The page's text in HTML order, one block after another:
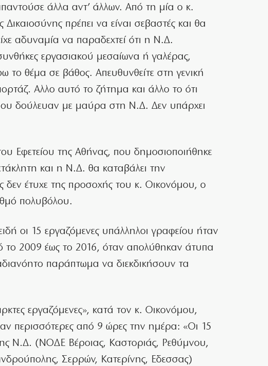
άλλα αντ’ άλλων. Από τη μία ο κ.
πρέπει να είναι σεβαστές και θα
αδυναμία να παραδεχτεί ότι η Ν.Δ.
εργασιακού μεσαίωνα ή γαλέρας,
το θέμα σε βάθος. Απευθυνθείτε στη γενική
Αλλο αυτό το ζήτημα και άλλο το ότι
δούλευαν με μαύρα στη Ν.Δ. Δεν υπάρχει
Εφετείου της Αθήνας, που δημοσιοποιήθηκε
και η Ν.Δ. θα καταβάλει την
έτυχε της προσοχής του κ. Οικονόμου, ο
πολυβόλου.
οι 15 εργαζόμενες υπάλληλοι γραφείου ήταν
το 2009 έως το 2016, όταν απολύθηκαν άτυπα
παράπτωμα να διεκδικήσουν τα
εργαζόμενες», κατά τον κ. Οικονόμου,
περισσότερες από 9 ώρες την ημέρα: «Οι 15
Ν.Δ. (ΝΟΔΕ Βέροιας, Καστοριάς, Ρεθύμνου,
Σερρών, Κατερίνης, Eδεσσας)